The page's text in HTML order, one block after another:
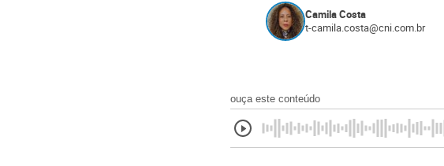
Camila Costa
t-camila.costa@cni.com.br
ouça este conteúdo